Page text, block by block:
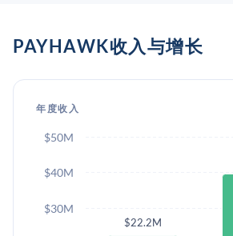
PAYHAWK收入与增长
年度收入
$22.2M
$30M
$40M
$50M